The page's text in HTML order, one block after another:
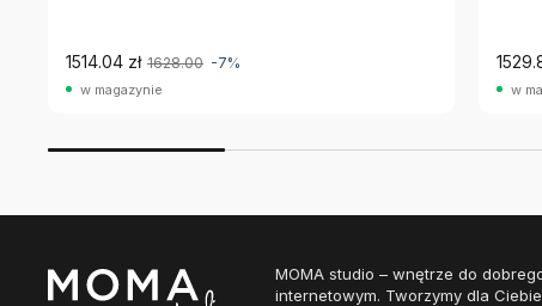
1514.04 zł 1628.00 -7%
w magazynie w
MOMA studio – wnętrze do
internetowym. Tworzymy dla